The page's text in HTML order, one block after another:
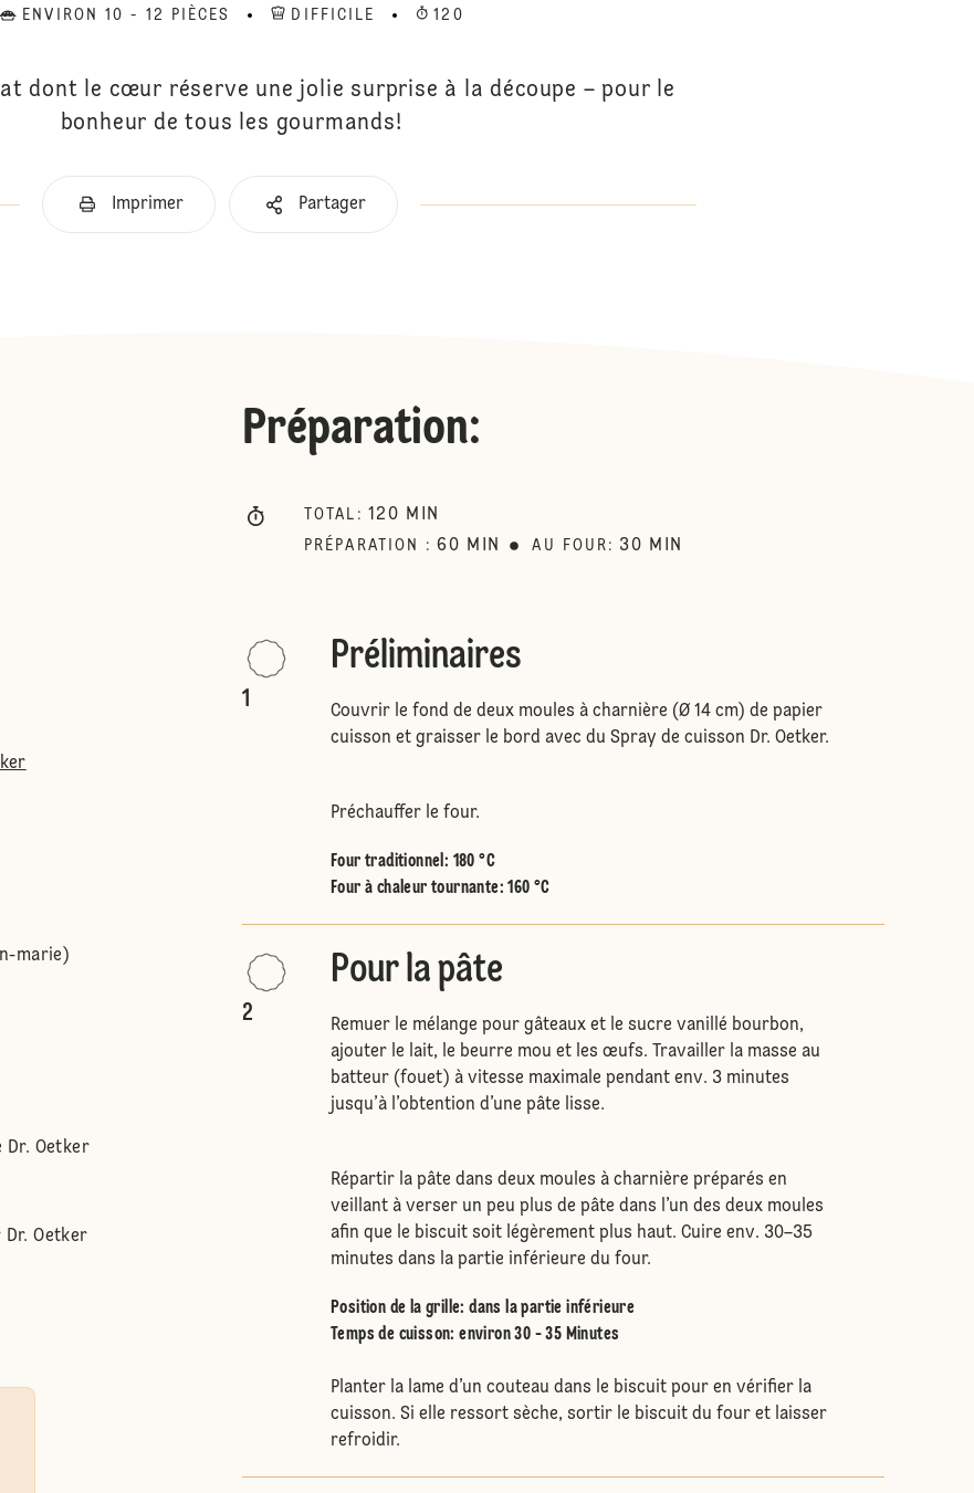
ENVIRON 10 - 12 PIÈCES DIFFICILE 120
dont le cœur réserve une jolie surprise à la découpe – pour le
bonheur de tous les gourmands!
Imprimer Partager
marie)
Dr. Oetker
Oetker
Préparation:
TOTAL : 120 MIN
PRÉPARATION : 60 MIN AU FOUR : 30 MIN
1
Préliminaires
Couvrir le fond de deux moules à charnière (Ø 14 cm) de papier
cuisson et graisser le bord avec du Spray de cuisson Dr. Oetker.
Préchauffer le four.
Four traditionnel : 180 °C
Four à chaleur tournante: 160 °C
2
Pour la pâte
Remuer le mélange pour gâteaux et le sucre vanillé bourbon,
ajouter le lait, le beurre mou et les œufs. Travailler la masse au
batteur (fouet) à vitesse maximale pendant env. 3 minutes
jusqu’à l’obtention d’une pâte lisse.
Répartir la pâte dans deux moules à charnière préparés en
veillant à verser un peu plus de pâte dans l’un des deux moules
afin que le biscuit soit légèrement plus haut. Cuire env. 30–35
minutes dans la partie inférieure du four.
Position de la grille:dans la partie inférieure
Temps de cuisson: environ 30 - 35 Minutes
Planter la lame d’un couteau dans le biscuit pour en vérifier la
cuisson. Si elle ressort sèche, sortir le biscuit du four et laisser
refroidir.